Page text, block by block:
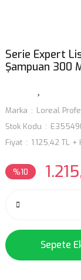
Serie Expert
Şampuan 300
Marka
Loreal
Stok Kodu
Fiyat
1.125,42 TL +
%10
Sepete